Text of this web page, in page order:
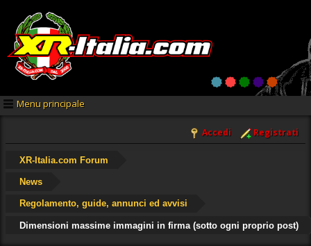
Menu principale
Accedi Registrati
XR-Italia.com Forum
News
Regolamento, guide, annunci ed avvisi
Dimensioni massime immagini in firma (sotto ogni proprio post)